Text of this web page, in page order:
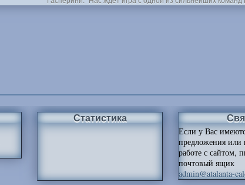
Статистика
Если у Вас
предложения или
работе с сайтом,
почтовый ящик
admin@atalanta-